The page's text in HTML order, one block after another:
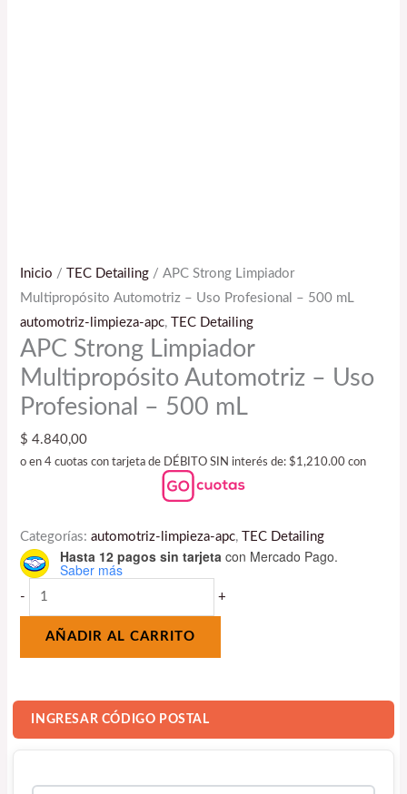
Inicio / TEC Detailing / APC Strong Limpiador
Multipropósito Automotriz – Uso Profesional – 500 mL
automotriz-limpieza-apc, TEC Detailing
APC Strong Limpiador
Multipropósito Automotriz – Uso
Profesional – 500 mL
$ 4.840,00
o en 4 cuotas con tarjeta de DÉBITO SIN interés de: $1,210.00 con
Categorías:automotriz-limpieza-apc, TEC Detailing
Hasta 12 pagos sin tarjeta con Mercado Pago.
Saber más
- +
AÑADIR AL CARRITO
INGRESAR CÓDIGO POSTAL